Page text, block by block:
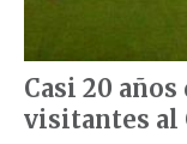
Casi 20
visitantes al